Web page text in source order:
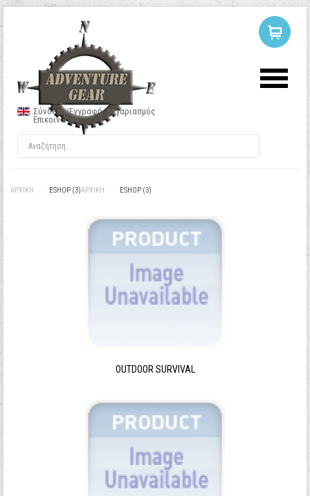
Σύνδεση/Εγγραφή Λογαριασμός
Επικοινωνία
ΑΡΧΙΚΉ ESHOP (3)ΑΡΧΙΚΉ ESHOP (3)
OUTDOOR SURVIVAL
ΣΥΝΔΕΣΗ
Κωδικός
Να με θυμάσαι